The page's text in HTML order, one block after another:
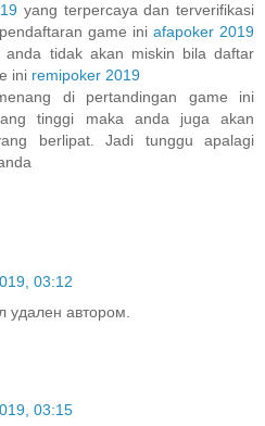
yang terpercaya dan terverifikasi
game ini afapoker 2019
anda tidak akan miskin bila daftar
ini remipoker 2019
di pertandingan game ini
tinggi maka anda juga akan
berlipat. Jadi tunggu apalagi
03:12
удален автором.
03:15